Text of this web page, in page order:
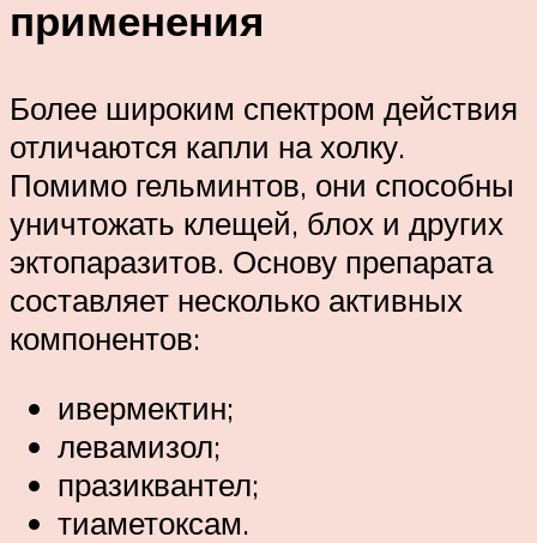
применения
Более широким спектром действия
отличаются капли на холку.
Помимо гельминтов, они способны
уничтожать клещей, блох и других
эктопаразитов. Основу препарата
составляет несколько активных
компонентов:
ивермектин;
левамизол;
празиквантел;
тиаметоксам.